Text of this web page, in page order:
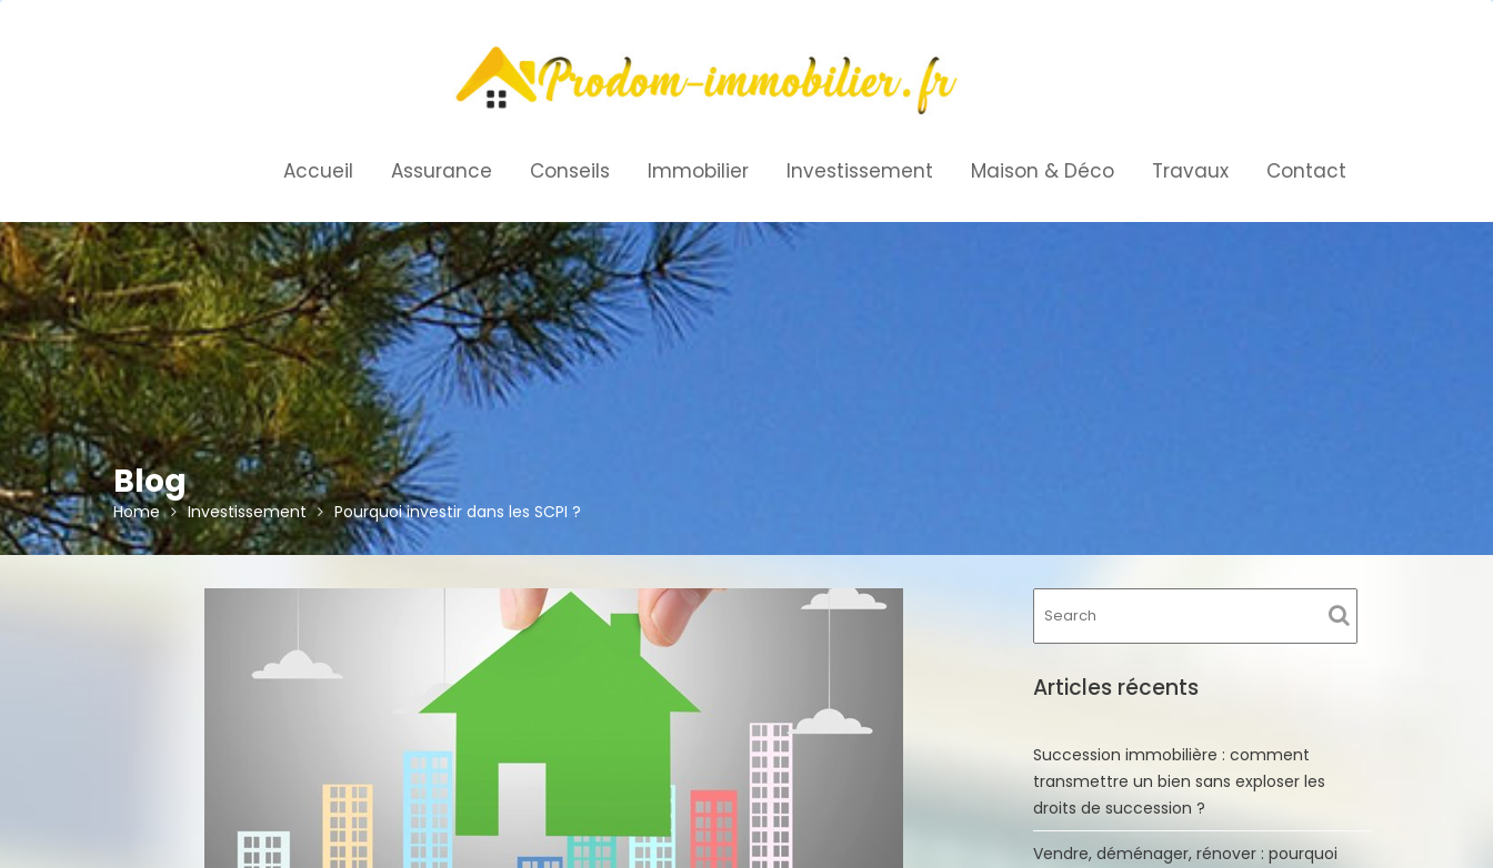
Accueil Assurance Conseils Immobilier Investissement Maison & Déco Travaux Contact
Blog
Home Investissement Pourquoi investir dans les SCPI ?
Articles récents
Succession immobilière : comment
transmettre un bien sans exploser les
droits de succession ?
Vendre, déménager, rénover : pourquoi